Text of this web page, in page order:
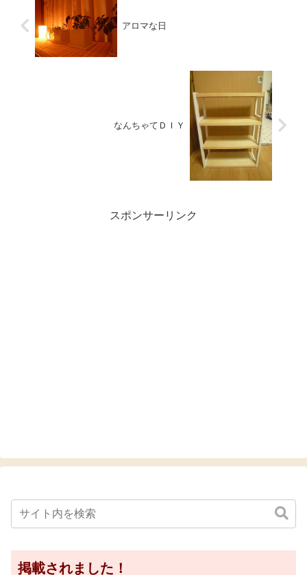
アロマな日
なんちゃてＤＩＹ
スポンサーリンク
掲載されました！